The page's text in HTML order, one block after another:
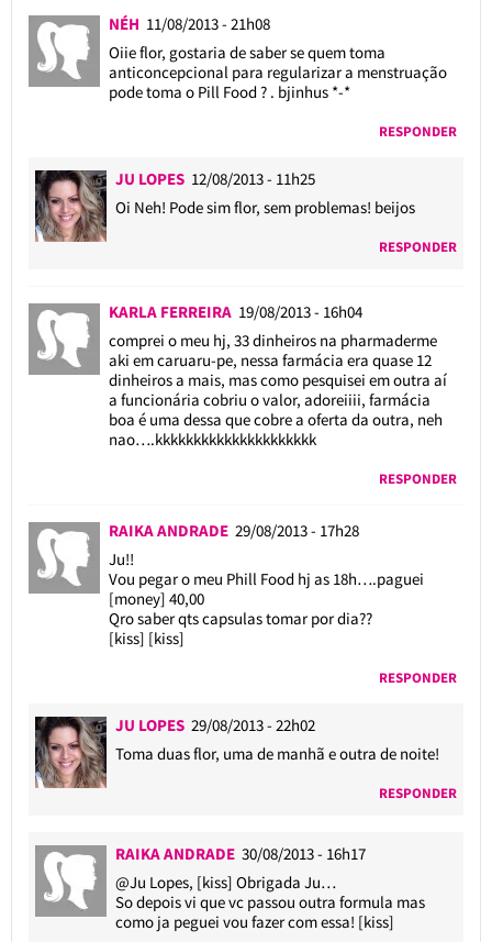
NÉH 11/08/2013 - 21h08
Oiie flor, gostaria de saber se quem toma
anticoncepcional para regularizar a menstruação
pode toma o Pill Food ? . bjinhus *-*
RESPONDER
JU LOPES 12/08/2013 - 11h25
Oi Neh! Pode sim flor, sem problemas! beijos
RESPONDER
KARLA FERREIRA 19/08/2013 - 16h04
comprei o meu hj, 33 dinheiros na pharmaderme
aki em caruaru-pe, nessa farmácia era quase 12
dinheiros a mais, mas como pesquisei em outra aí
a funcionária cobriu o valor, adoreiiii, farmácia
boa é uma dessa que cobre a oferta da outra, neh
nao….kkkkkkkkkkkkkkkkkkkkk
RESPONDER
RAIKA ANDRADE 29/08/2013 - 17h28
Ju!!
Vou pegar o meu Phill Food hj as 18h….paguei
[money] 40,00
Qro saber qts capsulas tomar por dia??
[kiss] [kiss]
RESPONDER
JU LOPES 29/08/2013 - 22h02
Toma duas flor, uma de manhã e outra de noite!
RESPONDER
RAIKA ANDRADE30/08/2013 - 16h17
@Ju Lopes, [kiss] Obrigada Ju…
So depois vi que vc passou outra formula mas
como ja peguei vou fazer com essa! [kiss]